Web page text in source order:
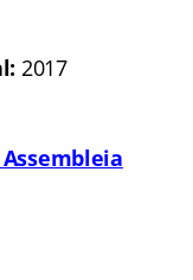
2017